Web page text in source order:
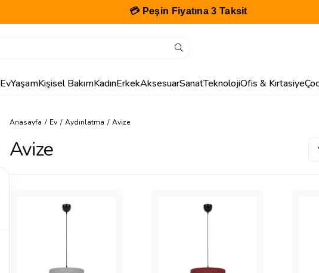
🎁 İlk Siparişe Özel %10 İndirim
EvYaşamKişisel BakımKadınErkekAksesuarSanatTeknolojiOfis & Kırtasiye
Anasayfa Ev Aydınlatma Avize
Avize